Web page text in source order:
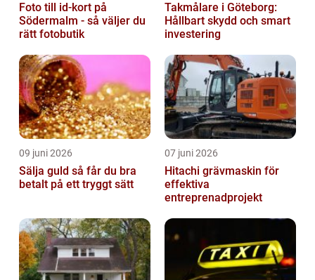
Foto till id-kort på
Södermalm - så väljer du
rätt fotobutik
Takmålare i Göteborg:
Hållbart skydd och smart
investering
09 juni 2026
Sälja guld så får du bra
betalt på ett tryggt sätt
07 juni 2026
Hitachi grävmaskin för
effektiva
entreprenadprojekt